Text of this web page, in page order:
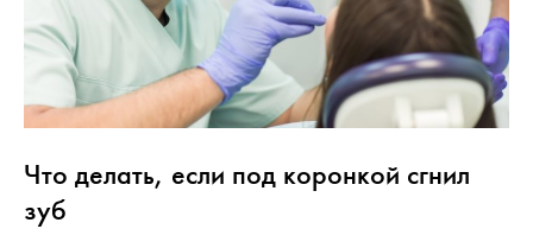
Что делать, если под коронкой сгнил
зуб